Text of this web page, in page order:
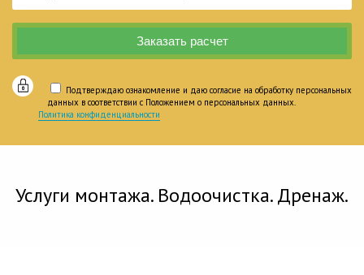
Подтверждаю ознакомление и даю согласие на обработку персональных
данных в соответствии с Положением о персональных данных.
Политика конфиденциальности
Услуги монтажа. Водоочистка. Дренаж.